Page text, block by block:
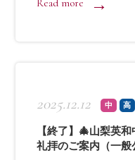
Read more
2025.12.12 中 高
【終了】🎄山梨英
礼拝のご案内（一般